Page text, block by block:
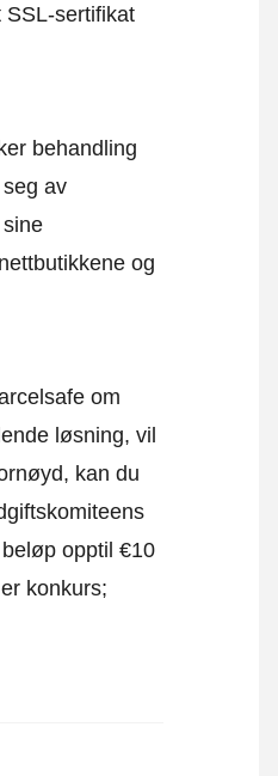
SSL-sertifikat
behandling
av
og
om
løsning, vil
kan du
opptil €10
konkurs;